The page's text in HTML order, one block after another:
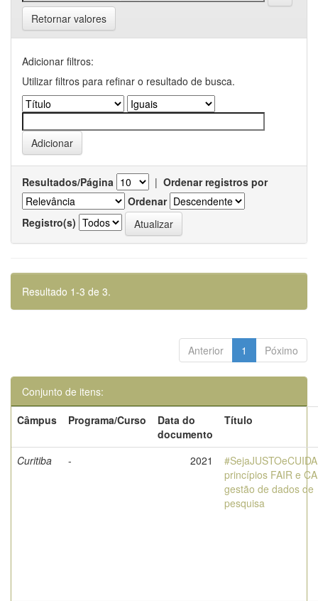
Retornar valores
Adicionar filtros:
Utilizar filtros para refinar o resultado de busca.
Resultados/Página | Ordenar registros por
Ordenar
Registro(s)
Resultado 1-3 de 3.
Anterior 1 Póximo
Conjunto de itens:
Câmpus
Programa/Curso
Data do
documento
Título
Curitiba - 2021
princípios FAIR e
gestão de dados de
pesquisa